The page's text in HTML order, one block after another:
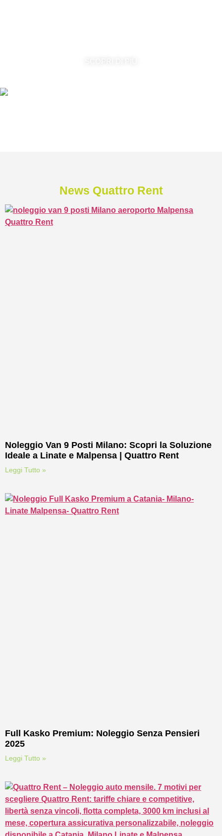
News Quattro Rent
Noleggio Van 9 Posti Milano: Scopri la Soluzione
Ideale a Linate e Malpensa | Quattro Rent
Leggi Tutto »
Full Kasko Premium: Noleggio Senza Pensieri
2025
Leggi Tutto »